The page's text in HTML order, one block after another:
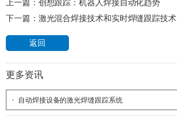
上一篇： 创想跟踪：机器人焊接自动化趋势
下一篇： 激光混合焊接技术和实时焊缝跟踪技术
返回
更多资讯
自动焊接设备的激光焊缝跟踪系统